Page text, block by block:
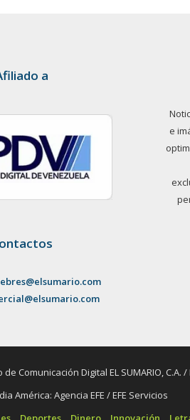
a
e
Digital EL SUMARIO, C.A. /
América: Agencia EFE / EFE Servicios